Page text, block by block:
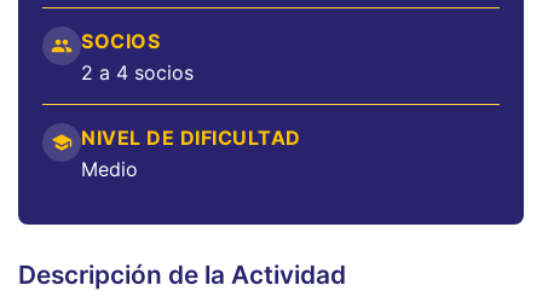
SOCIOS
2 a 4 socios
NIVEL DE DIFICULTAD
Medio
Descripción de la Actividad